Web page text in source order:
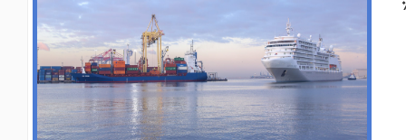
حوالي 60٪